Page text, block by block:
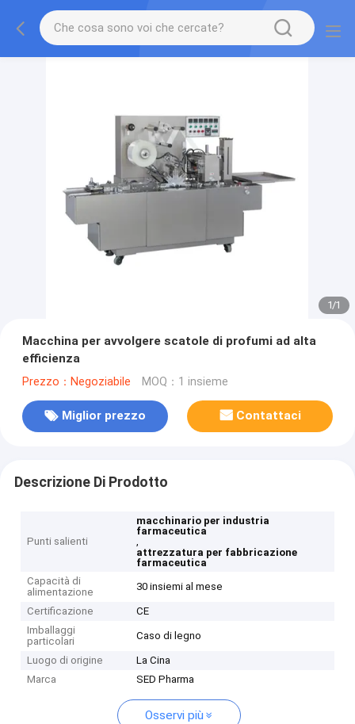
1/1
Macchina per avvolgere scatole di profumi ad alta
efficienza
Prezzo：Negoziabile MOQ：1 insieme
Miglior prezzo Contattaci
Descrizione Di Prodotto
Punti salienti
macchinario per industria
farmaceutica
,
attrezzatura per fabbricazione
farmaceutica
Capacità di
alimentazione
30 insiemi al mese
Certificazione
CE
Imballaggi
particolari
Caso di legno
Luogo di origine
La Cina
Marca
SED Pharma
Osservi più